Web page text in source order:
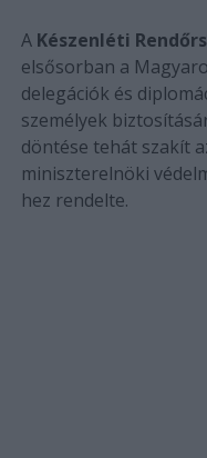
A Készenléti
elsősorban a
delegációk és
személyek
döntése tehát szakít
miniszterelnöki
hez rendelte.